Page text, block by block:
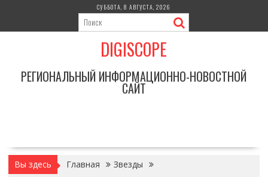
содержимому
СУББОТА, 8 АВГУСТА, 2026
DIGISCOPE
РЕГИОНАЛЬНЫЙ ИНФОРМАЦИОННО-НОВОСТНОЙ
САЙТ
Вы здесь Главная
Звезды